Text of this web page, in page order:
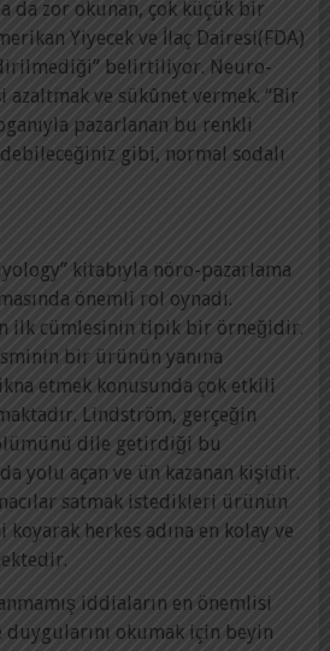
da zor okunan, çok küçük bir
Yiyecek ve İlaç Dairesi(FDA)
belirtiliyor. Neuro-
azaltmak ve sükûnet vermek. “Bir
pazarlanan bu renkli
gibi, normal sodalı
kitabıyla nöro-pazarlama
önemli rol oynadı.
ilk cümlesinin tipik bir örneğidir.
bir ürünün yanına
ikna etmek konusunda çok etkili
Lindström, gerçeğin
dile getirdiği bu
yolu açan ve ün kazanan kişidir.
satmak istedikleri ürünün
herkes adına en kolay ve
iddiaların en önemlisi
duygularını okumak için beyin